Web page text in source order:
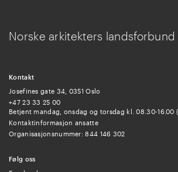
Norske arkitekters landsforbund
Kontakt
Josefines gate 34, 0351 Oslo
+47 23 33 25 00
Betjent mandag, onsdag og torsdag kl. 08.30-16.00
Kontaktinformasjon ansatte
Organisasjonsnummer: 844 146 302
Følg oss